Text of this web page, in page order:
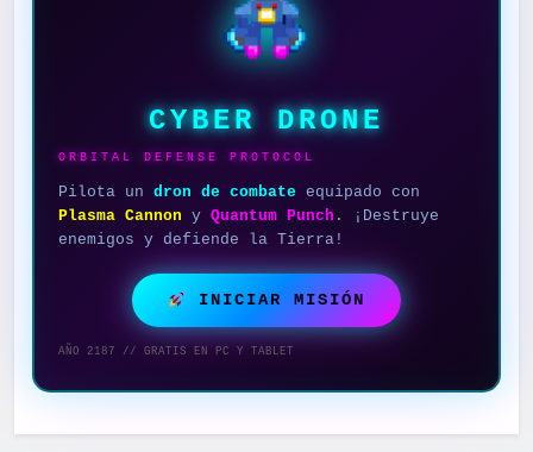
CYBER DRONE
ORBITAL DEFENSE PROTOCOL
Pilota un dron de combate equipado con
Plasma Cannon y Quantum Punch . ¡Destruye
enemigos y defiende la Tierra!
INICIAR MISIÓN
AÑO 2187 // GRATIS EN PC Y TABLET